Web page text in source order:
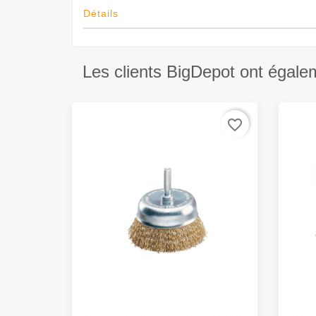
Détails
Les clients BigDepot ont
favorite_border